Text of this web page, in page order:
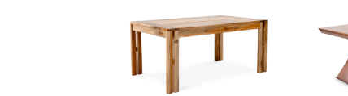
Add to
wishlist